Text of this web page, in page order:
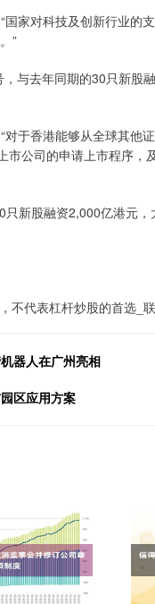
家对科技及创新行业的
”
与去年同期的30只新股
于香港能够从全球其他
公司的申请上市程序，
新股融资2,000亿港元，
不代表杠杆炒股的首选_
器人在广州亮相
区应用方案